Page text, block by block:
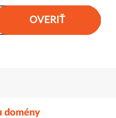
OVERIŤ
domény